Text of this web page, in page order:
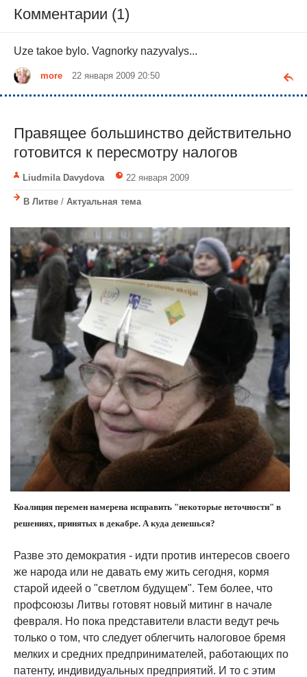
Комментарии (1)
Uze takoe bylo. Vagnorky nazyvalys...
more 22 января 2009 20:50
Правящее большинство действительно
готовится к пересмотру налогов
Liudmila Davydova 22 января 2009
В Литве / Актуальная тема
Коалиция перемен намерена исправить "некоторые неточности" в
решениях, принятых в декабре. А куда денешься?
Разве это демократия - идти против интересов своего
же народа или не давать ему жить сегодня, кормя
старой идеей о "светлом будущем". Тем более, что
профсоюзы Литвы готовят новый митинг в начале
февраля. Но пока представители власти ведут речь
только о том, что следует облегчить налоговое бремя
мелких и средних предпринимателей, работающих по
патенту, индивидуальных предприятий. И то с этим